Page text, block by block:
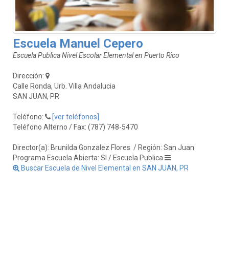
Escuela Manuel Cepero
Escuela Publica Nivel Escolar Elemental en Puerto Rico
Dirección:
Calle Ronda, Urb. Villa Andalucia
SAN JUAN, PR
Teléfono:
[ver teléfonos]
Teléfono Alterno / Fax: (787) 748-5470
Director(a): Brunilda Gonzalez Flores / Región: San Juan
Programa Escuela Abierta: SI / Escuela Publica
Buscar Escuela de Nivel Elemental en SAN JUAN, PR